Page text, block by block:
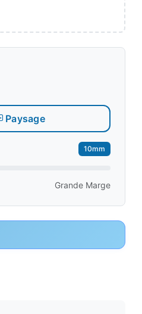
Paysage
10mm
Grande Marge